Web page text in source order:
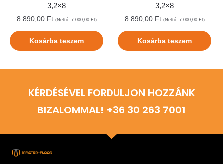
3,2×8
8.890,00 Ft (Nettó: 7.000,00 Ft)
Kosárba teszem
3,2×8
8.890,00 Ft (Nettó: 7.000,00 Ft)
Kosárba teszem
KÉRDÉSÉVEL FORDULJON HOZZÁNK
BIZALOMMAL! +36 30 263 7001